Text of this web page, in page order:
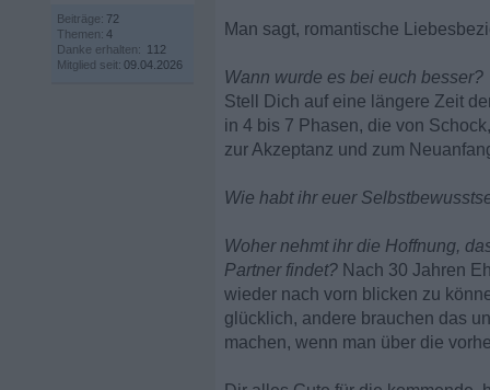
Beiträge: 72
Themen: 4
Danke erhalten: 112
Mitglied seit: 09.04.2026
Man sagt, romantische
Wann wurde es bei euch besser?
Stell Dich auf eine längere Zeit
in 4 bis 7 Phasen, die von
zur Akzeptanz und zum
Wie habt ihr euer
Woher nehmt ihr die Hoffnung,
Partner findet? Nach 30 Jahren
wieder nach vorn blicken zu
glücklich, andere brauchen das
machen, wenn man über die